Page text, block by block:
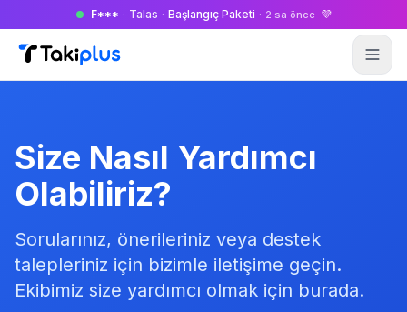
F*** · Talas · Başlangıç Paketi · 2 sa önce 💜
Anasayfa
Size Nasıl Yardımcı
Olabiliriz?
Sorularınız, önerileriniz veya destek
talepleriniz için bizimle iletişime geçin.
Ekibimiz size yardımcı olmak için burada.